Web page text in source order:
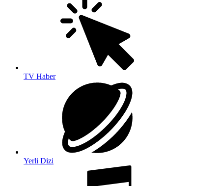
TV Haber
Yerli Dizi